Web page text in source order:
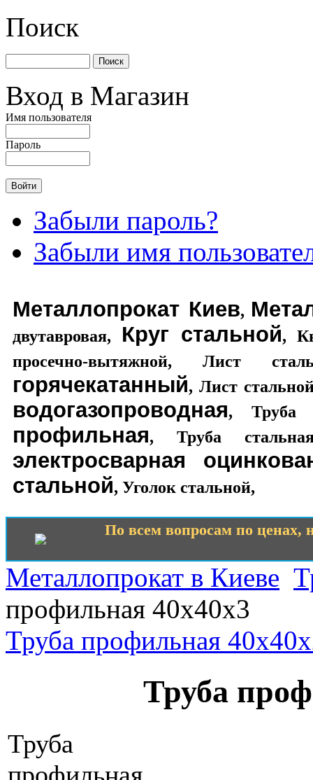
Поиск
Вход в Магазин
Имя пользователя
Пароль
Забыли пароль?
Забыли имя
Металлопрокат Киев,
двутавровая, Круг стальной,
просечно-вытяжной, Лист
горячекатанный, Лист
водогазопроводная, Труба
профильная, Труба
электросварная
стальной, Уголок стальной,
По всем вопросам по ценах,
Металлопрокат в Киеве
профильная 40х40х3
Труба профильная
Труба
Труба